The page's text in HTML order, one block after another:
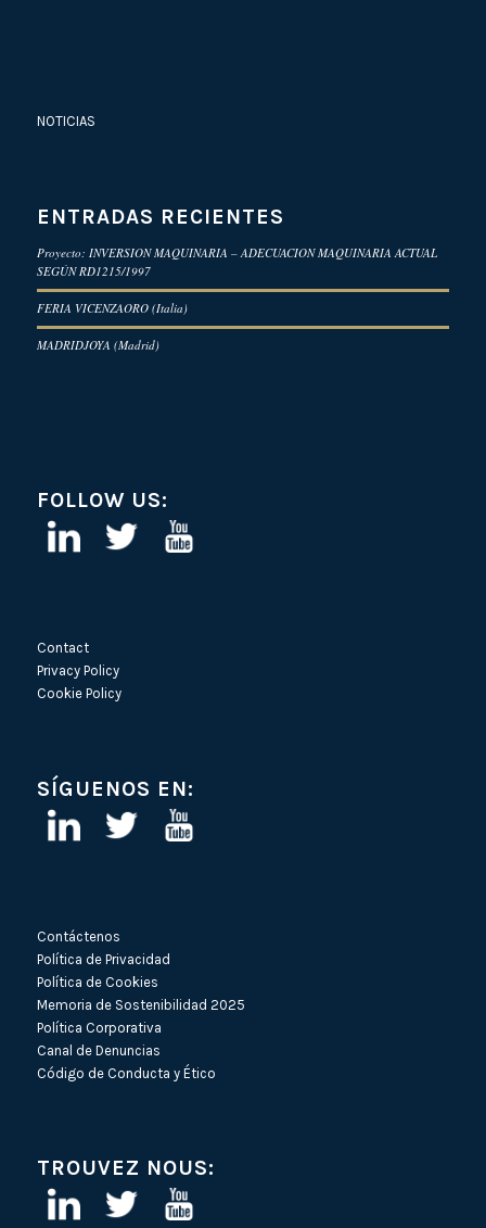
NOTICIAS
ENTRADAS RECIENTES
Proyecto: INVERSION MAQUINARIA – ADECUACION MAQUINARIA ACTUAL
SEGÚN RD1215/1997
FERIA VICENZAORO (Italia)
MADRIDJOYA (Madrid)
FOLLOW US:
Contact
Privacy Policy
Cookie Policy
SÍGUENOS EN:
Contáctenos
Política de Privacidad
Política de Cookies
Memoria de Sostenibilidad 2025
Política Corporativa
Canal de Denuncias
Código de Conducta y Ético
TROUVEZ NOUS: